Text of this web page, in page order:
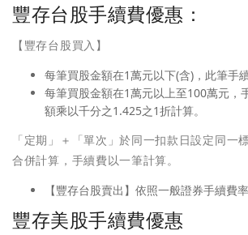
豐存台股手續費優惠：
【豐存台股買入】
每筆買股金額在1萬元以下(含)，此筆手
每筆買股金額在1萬元以上至100萬元，
額乘以千分之1.425之1折計算。
「定期」＋「單次」於同一扣款日設定同一
合併計算，手續費以一筆計算。
【豐存台股賣出】依照一般證券手續費率
豐存美股手續費優惠